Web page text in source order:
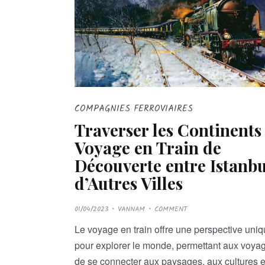
COMPAGNIES FERROVIAIRES
Traverser les Continents
Voyage en Train de
Découverte entre
d’Autres Villes
P
O
T
E
D
O
N
01/04/2023 VANNAM COMMENT
Le voyage en train offre une perspective
pour explorer le monde, permettant aux
de se connecter aux paysages, aux cultures